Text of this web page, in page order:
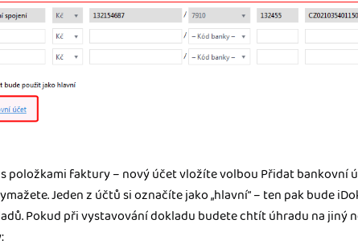
s položkami faktury – nový účet vložíte volbou Přidat bankovní
Jeden z účtů si označíte jako „hlavní“ – ten pak bude
Pokud při vystavování dokladu budete chtít úhradu na jiný